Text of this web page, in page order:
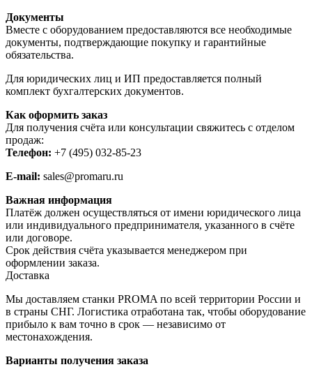
Документы
Вместе с оборудованием предоставляются все необходимые
документы, подтверждающие покупку и гарантийные
обязательства.
Для юридических лиц и ИП предоставляется полный
комплект бухгалтерских документов.
Как оформить заказ
Для получения счёта или консультации свяжитесь с отделом
продаж:
Телефон: +7 (495) 032-85-23
E-mail: sales@promaru.ru
Важная информация
Платёж должен осуществляться от имени юридического лица
или индивидуального предпринимателя, указанного в счёте
или договоре.
Срок действия счёта указывается менеджером при
оформлении заказа.
Доставка
Мы доставляем станки PROMA по всей территории России и
в страны СНГ. Логистика отработана так, чтобы оборудование
прибыло к вам точно в срок — независимо от
местонахождения.
Варианты получения заказа